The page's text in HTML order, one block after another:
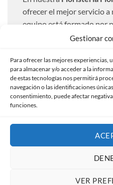
Gestionar
Para ofrecer las mejores experiencias,
para almacenar y/o acceder a la
de estas tecnologías nos permitirá
navegación o las identificaciones
consentimiento, puede afectar
funciones.
VER
ofrecer el mejor servicio a
equipo está formado por
importante que resulta
personalizadas a
Ofrecemos un servicio de
compra de flores a
horario de entrega,
mejores condiciones.